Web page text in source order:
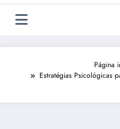
Página
Estratégias Psicológicas